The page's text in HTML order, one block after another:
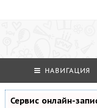
НАВИГАЦИЯ
Сервис онлайн-